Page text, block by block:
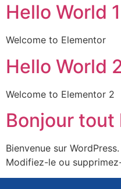
Hello World 1
Welcome to Elementor
Hello World
Welcome to Elementor 2
Bonjour tout
Bienvenue sur
Modifiez-le ou